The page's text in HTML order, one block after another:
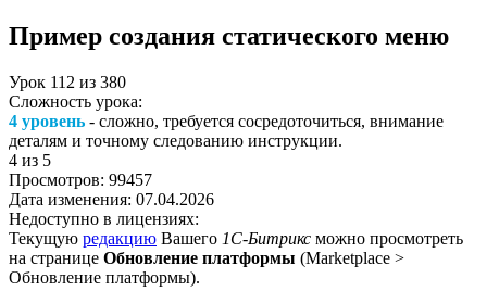
Пример создания статического меню
Урок 112 из 380
Сложность урока:
4 уровень - сложно, требуется сосредоточиться, внимание
деталям и точному следованию инструкции.
4 из 5
Просмотров: 99457
Дата изменения: 07.04.2026
Недоступно в лицензиях:
Текущую редакцию Вашего 1С-Битрикс можно просмотреть
на странице Обновление платформы (Marketplace >
Обновление платформы).